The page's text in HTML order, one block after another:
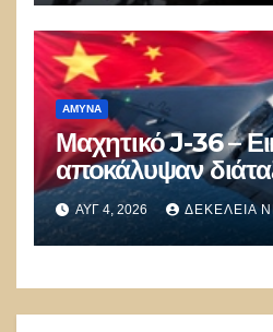
ΚΟΛΠΟ
ΑΜΥΝΑ
Μαχητικό J-36 –
αποκάλυψαν
κινητήρες και
αντιπάλους της
ΑΥΓ 4, 2026 ΔΕΚΈΛΕΙΑ